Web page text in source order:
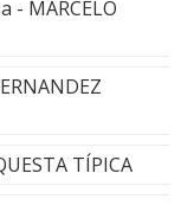
- MARCELO
TÍPICA